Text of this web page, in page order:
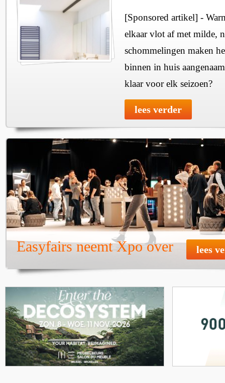
[Sponsored artikel] -
elkaar vlot af met milde,
schommelingen maken
binnen in huis
klaar voor elk seizoen?
lees verder
Easyfairs neemt Xpo over lees